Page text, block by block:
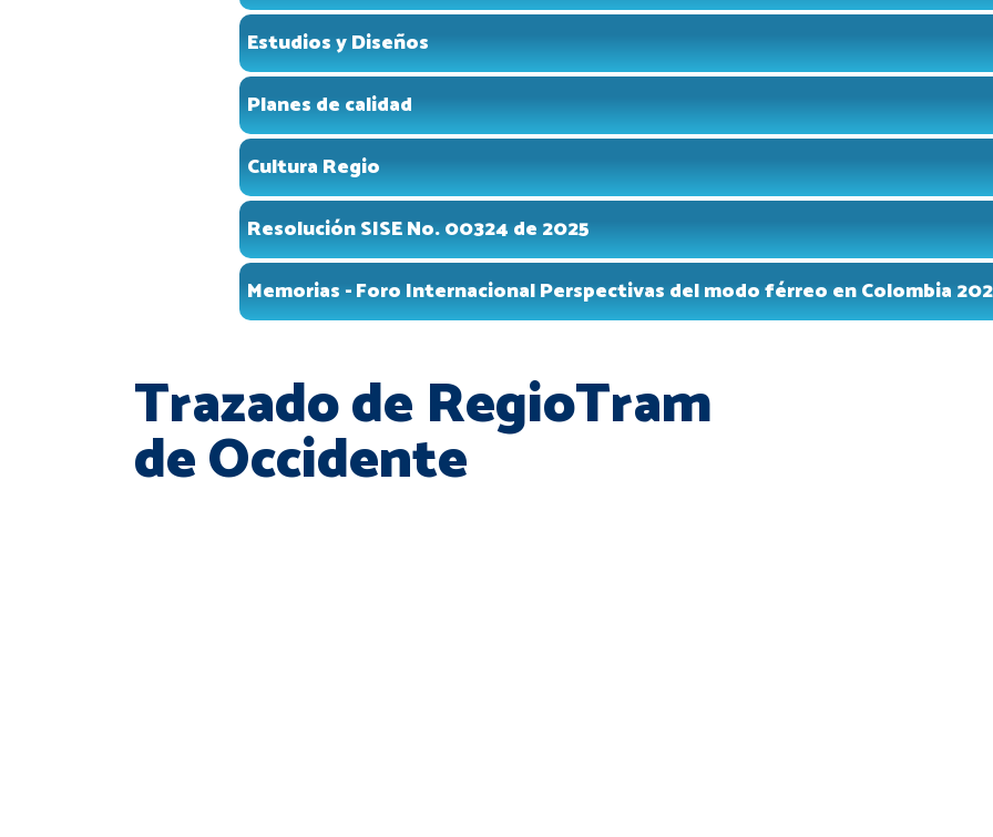
Estudios y Diseños
Planes de calidad
Cultura Regio
Resolución SISE No. 00324 de 2025
Memorias - Foro Internacional Perspectivas del modo férreo en Colombia
Trazado de RegioTram
de Occidente